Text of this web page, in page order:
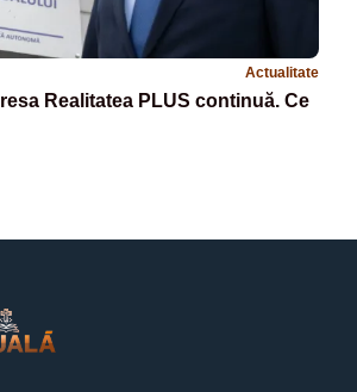
Actualitate
Realitatea PLUS continuă. Ce